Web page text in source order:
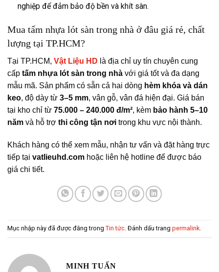
nghiệp để đảm bảo độ bền và khít sàn.
Mua tấm nhựa lót sàn trong nhà ở đâu giá rẻ, chất
lượng tại TP.HCM?
Tại TP.HCM, Vật Liệu HD là địa chỉ uy tín chuyên cung
cấp tấm nhựa lót sàn trong nhà với giá tốt và đa dạng
mẫu mã. Sản phẩm có sẵn cả hai dòng hèm khóa và dán
keo, độ dày từ 3–5 mm, vân gỗ, vân đá hiện đại. Giá bán
tại kho chỉ từ 75.000 – 240.000 đ/m², kèm bảo hành 5–10
năm và hỗ trợ thi công tận nơi trong khu vực nội thành.
Khách hàng có thể xem mẫu, nhận tư vấn và đặt hàng trực
tiếp tại vatlieuhd.com hoặc liên hệ hotline để được báo
giá chi tiết.
Mục nhập này đã được đăng trong Tin tức. Đánh dấu trang permalink.
MINH TUẤN